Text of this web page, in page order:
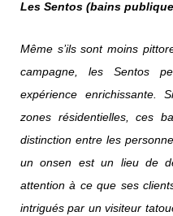
Les Sentos (bains
Même s’ils sont moins
campagne, les Sentos
expérience enrichissante.
zones résidentielles, ces
distinction entre les
un onsen est un lieu de
attention à ce que ses
intrigués par un visiteur